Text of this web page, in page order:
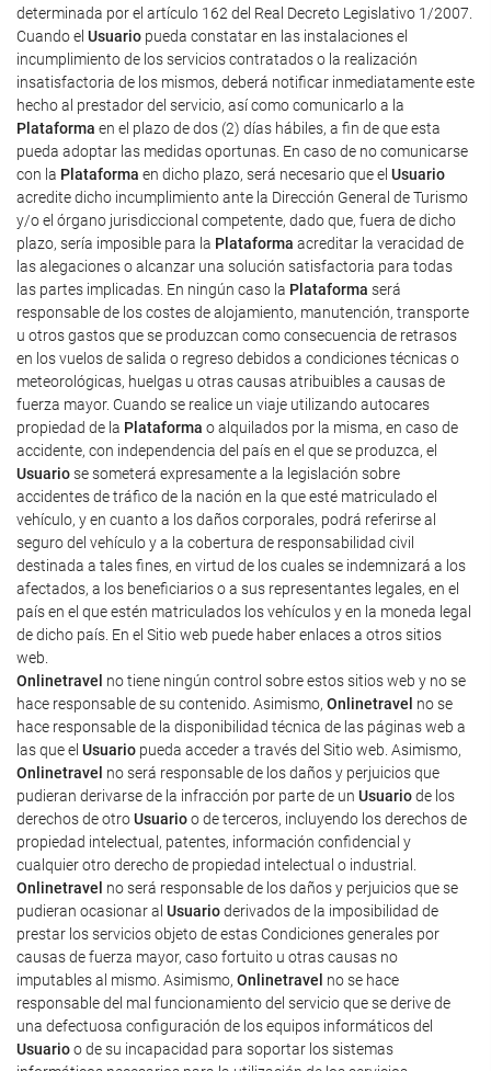
determinada por el artículo 162 del Real Decreto Legislativo 1/2007.
Cuando el Usuario pueda constatar en las instalaciones el
incumplimiento de los servicios contratados o la realización
insatisfactoria de los mismos, deberá notificar inmediatamente este
hecho al prestador del servicio, así como comunicarlo a la
Plataforma en el plazo de dos (2) días hábiles, a fin de que esta
pueda adoptar las medidas oportunas. En caso de no comunicarse
con la Plataforma en dicho plazo, será necesario que el Usuario
acredite dicho incumplimiento ante la Dirección General de Turismo
y/o el órgano jurisdiccional competente, dado que, fuera de dicho
plazo, sería imposible para la Plataforma acreditar la veracidad de
las alegaciones o alcanzar una solución satisfactoria para todas
las partes implicadas. En ningún caso la Plataforma será
responsable de los costes de alojamiento, manutención, transporte
u otros gastos que se produzcan como consecuencia de retrasos
en los vuelos de salida o regreso debidos a condiciones técnicas o
meteorológicas, huelgas u otras causas atribuibles a causas de
fuerza mayor. Cuando se realice un viaje utilizando autocares
propiedad de la Plataforma o alquilados por la misma, en caso de
accidente, con independencia del país en el que se produzca, el
Usuariose someterá expresamente a la legislación sobre
accidentes de tráfico de la nación en la que esté matriculado el
vehículo, y en cuanto a los daños corporales, podrá referirse al
seguro del vehículo y a la cobertura de responsabilidad civil
destinada a tales fines, en virtud de los cuales se indemnizará a los
afectados, a los beneficiarios o a sus representantes legales, en el
país en el que estén matriculados los vehículos y en la moneda legal
de dicho país. En el Sitio web puede haber enlaces a otros sitios
web.
Onlinetravel no tiene ningún control sobre estos sitios web y no se
hace responsable de su contenido. Asimismo, Onlinetravel no se
hace responsable de la disponibilidad técnica de las páginas web a
las que el Usuario pueda acceder a través del Sitio web. Asimismo,
Onlinetravel no será responsable de los daños y perjuicios que
pudieran derivarse de la infracción por parte de un Usuariode los
derechos de otroUsuarioo de terceros, incluyendo los derechos de
propiedad intelectual, patentes, información confidencial y
cualquier otro derecho de propiedad intelectual o industrial.
Onlinetravel no será responsable de los daños y perjuicios que se
pudieran ocasionar al Usuarioderivados de la imposibilidad de
prestar los servicios objeto de estas Condiciones generales por
causas de fuerza mayor, caso fortuito u otras causas no
imputables al mismo. Asimismo, Onlinetravel no se hace
responsable del mal funcionamiento del servicio que se derive de
una defectuosa configuración de los equipos informáticos del
Usuarioo de su incapacidad para soportar los sistemas